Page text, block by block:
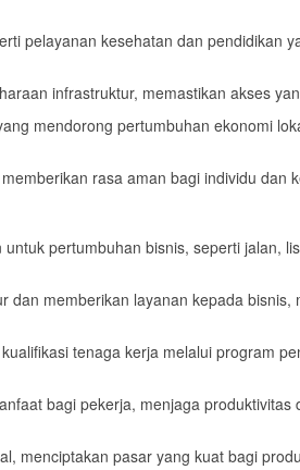
pelayanan kesehatan dan pendidikan
infrastruktur, memastikan akses
mendorong pertumbuhan ekonomi
rasa aman bagi individu dan
pertumbuhan bisnis, seperti jalan,
dan memberikan layanan kepada bisnis,
tenaga kerja melalui program
bagi pekerja, menjaga produktivitas
menciptakan pasar yang kuat bagi